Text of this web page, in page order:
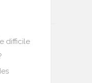
difficile